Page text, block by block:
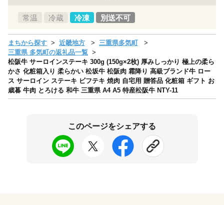
常温 冷蔵 冷凍 別送不可
まちから探す 近畿地方
三重県多気町
三重県 多気町の返礼品一覧
松阪牛 サーロインステーキ 300g (150g×2枚) 厚みしっかり 極上の柔ら
かさ 化粧箱入り 柔らかい 松坂牛 松阪肉 霜降り 高級ブランド牛 ロー
ス サーロイン ステーキ ビフテキ 焼肉 自宅用 贈答品 化粧箱 ギフト お
歳暮 牛肉 とろける 和牛 三重県 A4 A5 特産松阪牛 NTY-11
このページをシェアする